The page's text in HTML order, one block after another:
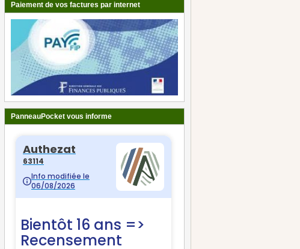
Paiement de vos factures par internet
PanneauPocket vous informe